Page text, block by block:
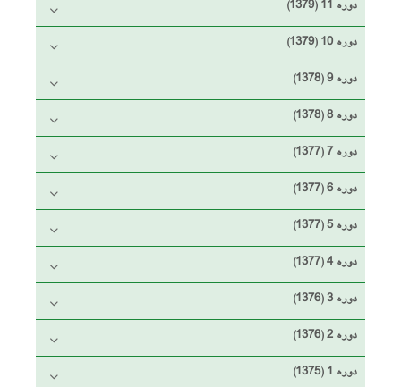
دوره 11 (1379)
دوره 10 (1379)
دوره 9 (1378)
دوره 8 (1378)
دوره 7 (1377)
دوره 6 (1377)
دوره 5 (1377)
دوره 4 (1377)
دوره 3 (1376)
دوره 2 (1376)
دوره 1 (1375)